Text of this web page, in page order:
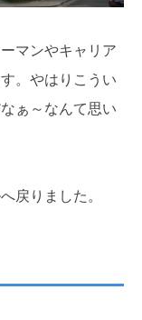
マンやキャリア
。やはりこうい
ぁ～なんて思い
戻りました。